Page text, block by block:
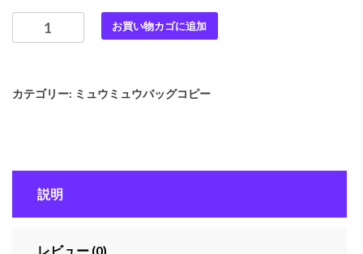
高
ス
コ
ー
お買い物カゴに追加
カテゴリー: ミュウミュウバッグコピー
説明
レビュー (0)